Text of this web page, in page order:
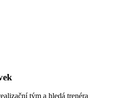
tým a hledá trenéra